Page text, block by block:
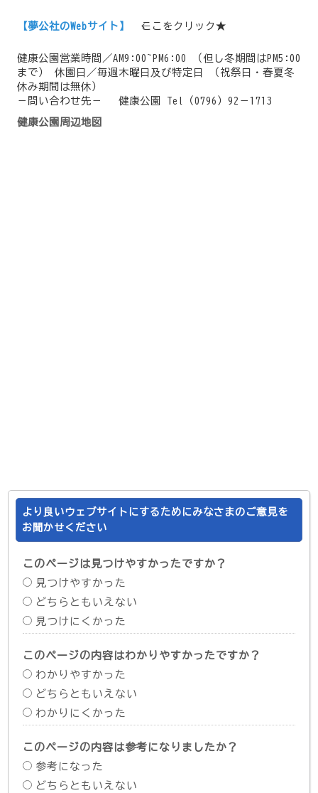
【夢公社のWebサイト】 ←ここをクリック★
健康公園営業時間／AM9:00~PM6:00 （但し冬期間はPM5:00
まで） 休園日／毎週木曜日及び特定日 （祝祭日・春夏冬
休み期間は無休）
－問い合わせ先－ 健康公園 Tel（0796）92－1713
健康公園周辺地図
より良いウェブサイトにするためにみなさまのご意見を
お聞かせください
このページは見つけやすかったですか？
見つけやすかった
どちらともいえない
見つけにくかった
このページの内容はわかりやすかったですか？
わかりやすかった
どちらともいえない
わかりにくかった
このページの内容は参考になりましたか？
参考になった
どちらともいえない